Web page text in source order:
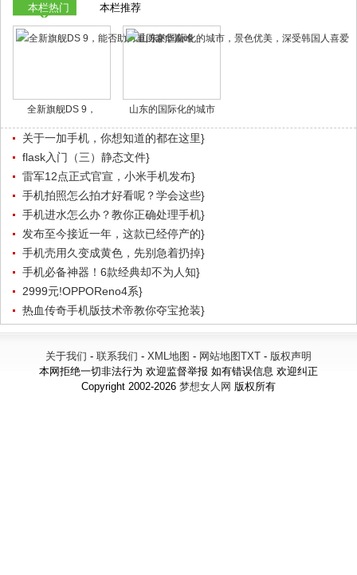
本栏热门 本栏推荐
全新旗舰DS 9， 山东的国际化的城市
关于一加手机，你想知道的都在这里}
flask入门（三）静态文件}
雷军12点正式官宣，小米手机发布}
手机拍照怎么拍才好看呢？学会这些}
手机进水怎么办？教你正确处理手机}
发布至今接近一年，这款已经停产的}
手机壳用久变成黄色，先别急着扔掉}
手机必备神器！6款经典却不为人知}
2999元!OPPOReno4系}
热血传奇手机版技术帝教你夺宝抢装}
关于我们 - 联系我们 - XML地图 - 网站地图TXT - 版权声明
本网拒绝一切非法行为 欢迎监督举报 如有错误信息 欢迎纠正
Copyright 2002-2026 梦想女人网 版权所有